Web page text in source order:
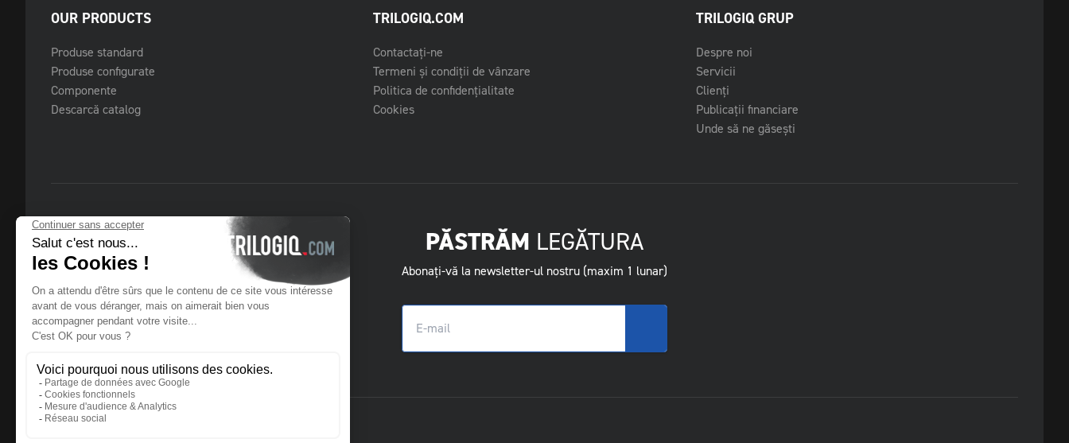
OUR PRODUCTS
Produse standard
Produse configurate
Componente
Descarcă catalog
TRILOGIQ.COM
Contactați-ne
Termeni și condiții de vânzare
Politica de confidențialitate
Cookies
TRILOGIQ GRUP
Despre noi
Servicii
Clienți
Publicații financiare
Unde să ne găsești
PĂSTRĂM LEGĂTURA
Abonați-vă la newsletter-ul nostru (maxim 1 lunar)